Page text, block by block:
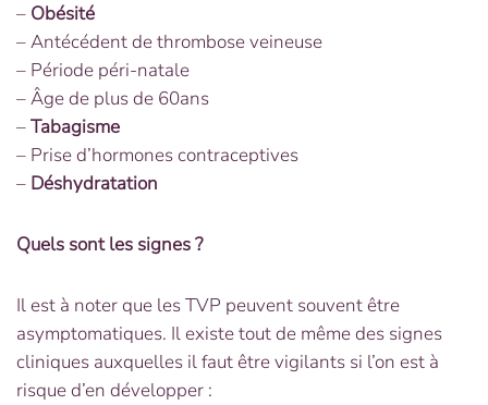
– Obésité
– Antécédent de thrombose veineuse
– Période péri-natale
– Âge de plus de 60ans
–Tabagisme
– Prise d’hormones contraceptives
– Déshydratation
Quels sont les signes ?
Il est à noter que les TVP peuvent souvent être
asymptomatiques. Il existe tout de même des signes
cliniques auxquelles il faut être vigilants si l’on est à
risque d’en développer :